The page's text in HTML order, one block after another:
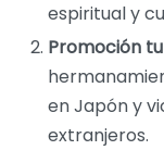
espiritual y
Promoción
en Japón y
extranjeros.